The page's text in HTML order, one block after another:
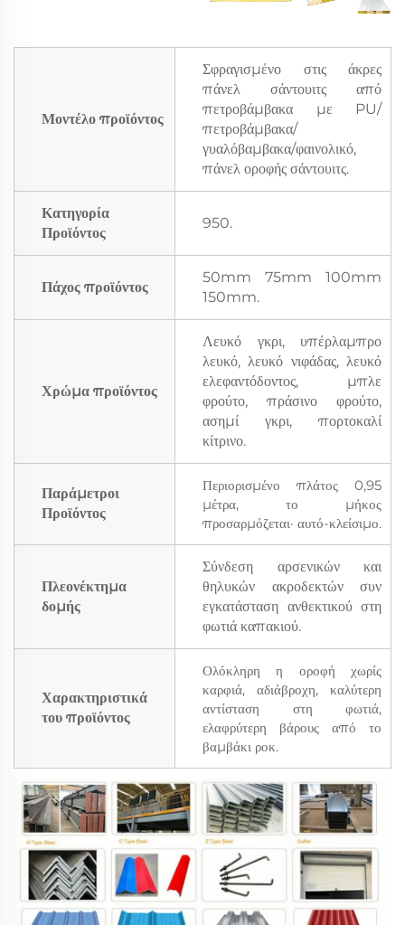
Μοντέλο προϊόντος
Σφραγισμένο στις άκρες
πάνελ σάντουιτς από
πετροβάμβακα με PU/
πετροβάμβακα/
γυαλόβαμβακα/φαινολικό,
πάνελ οροφής σάντουιτς.
Κατηγορία
Προϊόντος
950.
Πάχος προϊόντος
50mm 75mm 100mm
150mm.
Χρώμα προϊόντος
Λευκό γκρι, υπέρλαμπρο
λευκό, λευκό νιφάδας, λευκό
ελεφαντόδοντος, μπλε
φρούτο, πράσινο φρούτο,
ασημί γκρι, πορτοκαλί
κίτρινο.
Παράμετροι
Προϊόντος
Περιορισμένο πλάτος 0,95
μέτρα, το μήκος
προσαρμόζεται· αυτό-κλείσιμο.
Πλεονέκτημα
δομής
Σύνδεση αρσενικών και
θηλυκών ακροδεκτών συν
εγκατάσταση ανθεκτικού στη
φωτιά καπακιού.
Χαρακτηριστικά
του προϊόντος
Ολόκληρη η οροφή χωρίς
καρφιά, αδιάβροχη, καλύτερη
αντίσταση στη φωτιά,
ελαφρύτερη βάρους από το
βαμβάκι ροκ.